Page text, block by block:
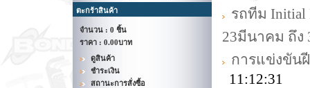
ตะกร้าสินค้า
จำนวน : 0 ชิ้น
ราคา : 0.00บาท
ดูสินค้า
ชำระเงิน
สถานะการสั่งซื้อ
รถทีม Initial
23มีนาคม ถึง
การแข่งขัน
11:12:31